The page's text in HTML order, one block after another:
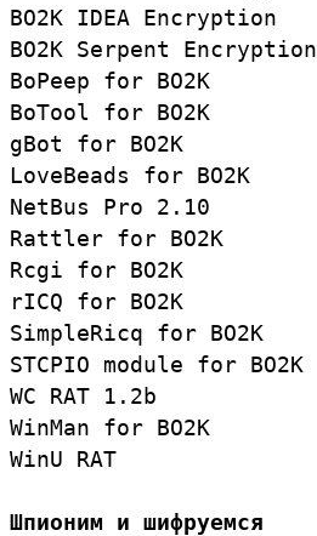
BO2K IDEA Encryption
BO2K Serpent Encryption
BoPeep for BO2K
BoTool for BO2K
gBot for BO2K
LoveBeads for BO2K
NetBus Pro 2.10
Rattler for BO2K
Rcgi for BO2K
rICQ for BO2K
SimpleRicq for BO2K
STCPIO module for BO2K
WC RAT 1.2b
WinMan for BO2K
WinU RAT
Шпионим и шифруемся